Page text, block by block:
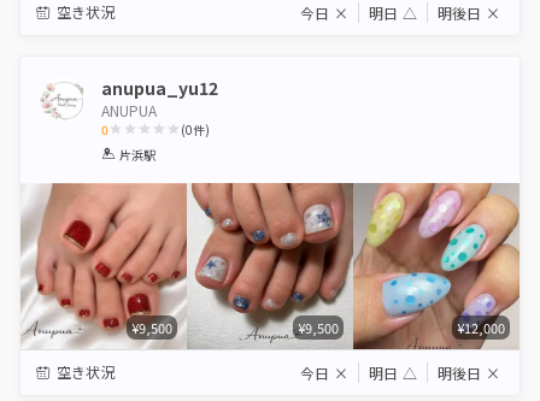
空き状況 今日 × 明日 △ 明後日 ×
anupua_yu12
ANUPUA
0
1 2 3 4
(0件)
片浜駅
¥9,500 ¥9,500 ¥12,000
空き状況 今日 × 明日 △ 明後日 ×